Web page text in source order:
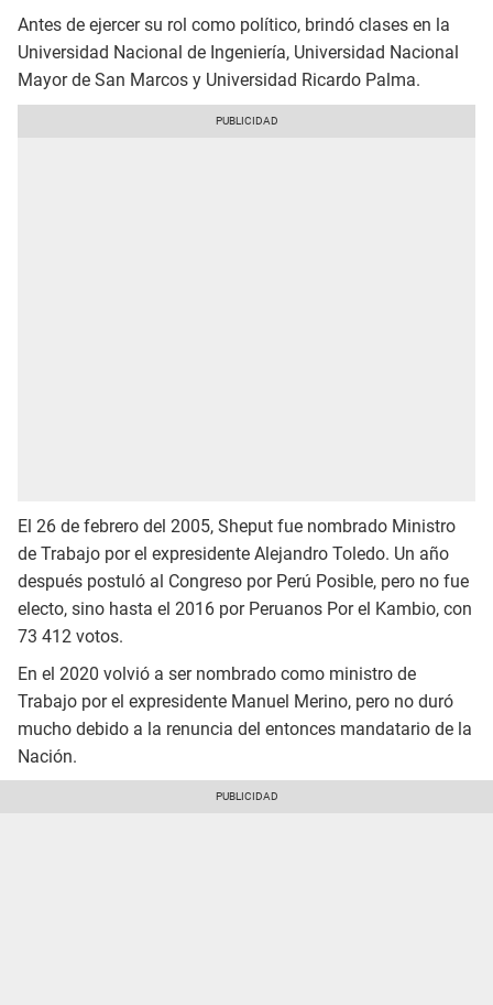
Antes de ejercer su rol como político, brindó clases en la
Universidad Nacional de Ingeniería, Universidad Nacional
Mayor de San Marcos y Universidad Ricardo Palma.
El 26 de febrero del 2005, Sheput fue nombrado Ministro
de Trabajo por el expresidente Alejandro Toledo. Un año
después postuló al Congreso por Perú Posible, pero no fue
electo, sino hasta el 2016 por Peruanos Por el Kambio, con
73 412 votos.
En el 2020 volvió a ser nombrado como ministro de
Trabajo por el expresidente Manuel Merino, pero no duró
mucho debido a la renuncia del entonces mandatario de la
Nación.